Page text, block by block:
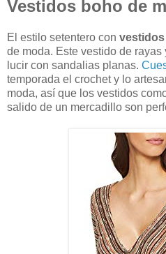
Vestidos boho de
El estilo setentero con
de moda. Este vestido de rayas
lucir con sandalias planas.
temporada el crochet y lo
moda, así que los vestidos
salido de un mercadillo son